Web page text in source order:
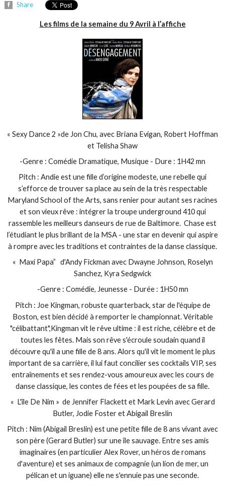
Share
Les films de la semaine du 9 Avril à l’affiche
« Sexy Dance 2 »de Jon Chu, avec Briana Evigan, Robert Hoffman
et Telisha Shaw
-Genre : Comédie Dramatique, Musique - Dure : 1H42 mn
Pitch : Andie est une fille d’origine modeste, une rebelle qui
s’efforce de trouver sa place au sein de la très respectable
Maryland School of the Arts, sans renier pour autant ses racines
et son vieux rêve : intégrer la troupe underground 410 qui
rassemble les meilleurs danseurs de rue de Baltimore. Chase est
l’étudiant le plus brillant de la MSA - une star en devenir qui aspire
à rompre avec les traditions et contraintes de la danse classique.
« Maxi Papa” d'Andy Fickman avec Dwayne Johnson, Roselyn
Sanchez, Kyra Sedgwick
-Genre : Comédie, Jeunesse - Durée : 1H50 mn
Pitch : Joe Kingman, robuste quarterback, star de l'équipe de
Boston, est bien décidé à remporter le championnat. Véritable
"célibattant",Kingman vit le rêve ultime : il est riche, célèbre et de
toutes les fêtes. Mais son rêve s'écroule soudain quand il
découvre qu'il a une fille de 8 ans. Alors qu'il vit le moment le plus
important de sa carrière, il lui faut concilier ses cocktails VIP, ses
entraînements et ses rendez-vous amoureux avec les cours de
danse classique, les contes de fées et les poupées de sa fille.
« L'île De Nim » de Jennifer Flackett et Mark Levin avec Gerard
Butler, Jodie Foster et Abigail Breslin
Pitch : Nim (Abigail Breslin) est une petite fille de 8 ans vivant avec
son père (Gerard Butler) sur une île sauvage. Entre ses amis
imaginaires (en particulier Alex Rover, un héros de romans
d'aventure) et ses animaux de compagnie (un lion de mer, un
pélican et un iguane) elle ne s'ennuie pas une seconde.